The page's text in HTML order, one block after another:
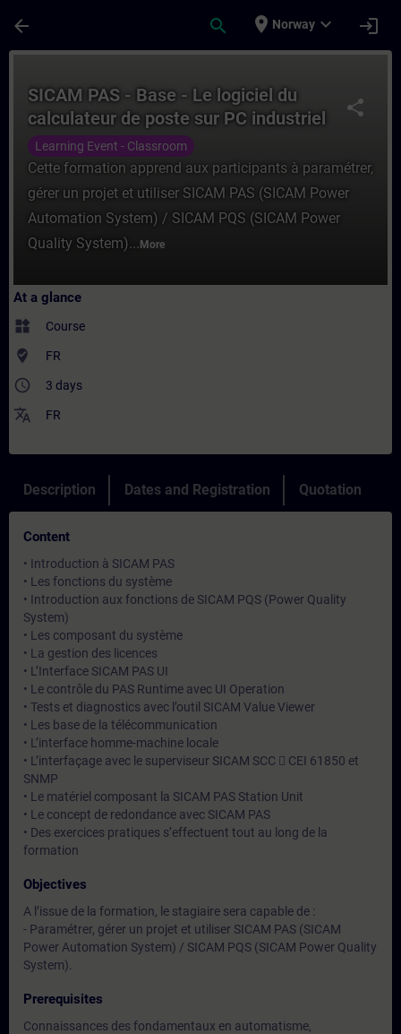
arrow_back search place Norway expand_more login
share
SICAM PAS - Base - Le logiciel du
calculateur de poste sur PC industriel
Learning Event - Classroom
Cette formation apprend aux participants à paramétrer,
gérer un projet et utiliser SICAM PAS (SICAM Power
Automation System) / SICAM PQS (SICAM Power
Quality System)... More
At a glance
widgets Course
where_to_vote FR
access_time 3 days
translate FR
Description Dates and Registration Quotation
Content
• Introduction à SICAM PAS
• Les fonctions du système
• Introduction aux fonctions de SICAM PQS (Power Quality
System)
• Les composant du système
• La gestion des licences
• L’Interface SICAM PAS UI
• Le contrôle du PAS Runtime avec UI Operation
• Tests et diagnostics avec l’outil SICAM Value Viewer
• Les base de la télécommunication
• L’interface homme-machine locale
• L’interfaçage avec le superviseur SICAM SCC  CEI 61850 et
SNMP
• Le matériel composant la SICAM PAS Station Unit
• Le concept de redondance avec SICAM PAS
• Des exercices pratiques s’effectuent tout au long de la
formation
Objectives
A l’issue de la formation, le stagiaire sera capable de :
- Paramétrer, gérer un projet et utiliser SICAM PAS (SICAM
Power Automation System) / SICAM PQS (SICAM Power Quality
System).
Prerequisites
Connaissances des fondamentaux en automatisme,